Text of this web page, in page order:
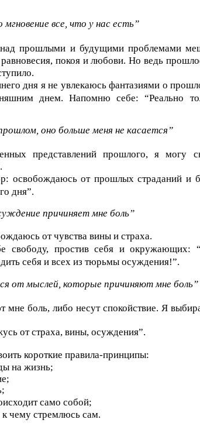
все, что у нас есть”
прошлыми и будущими проблемами
равновесия, покоя и любови. Но ведь
дня я не увлекаюсь фантазиями о
днем. Напомню себе: “Реально
оно больше меня не касается”
представлений прошлого, я могу
освобождаюсь от прошлых страданий и
дня”.
причиняет мне боль”
от чувства вины и страха.
свободу, простив себя и окружающих:
себя и всех из тюрьмы осуждения!”.
от мыслей, которые причиняют мне боль”
боль, либо несут спокойствие. Я
от страха, вины, осуждения”.
короткие правила-принципы:
на жизнь;
само собой;
чему стремлюсь сам.